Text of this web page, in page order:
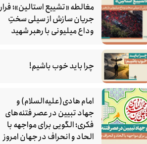
مغالطه «تشییع استالین»؛ فرار
جریان سازش از سیلی سختِ
وداع میلیونی با رهبر شهید
چرا باید خوب باشیم!
امام هادی(علیه‌السلام) و
جهاد تبیین در عصر فتنه‌های
فکری؛ الگویی برای مواجهه با
الحاد و انحراف در جهان امروز